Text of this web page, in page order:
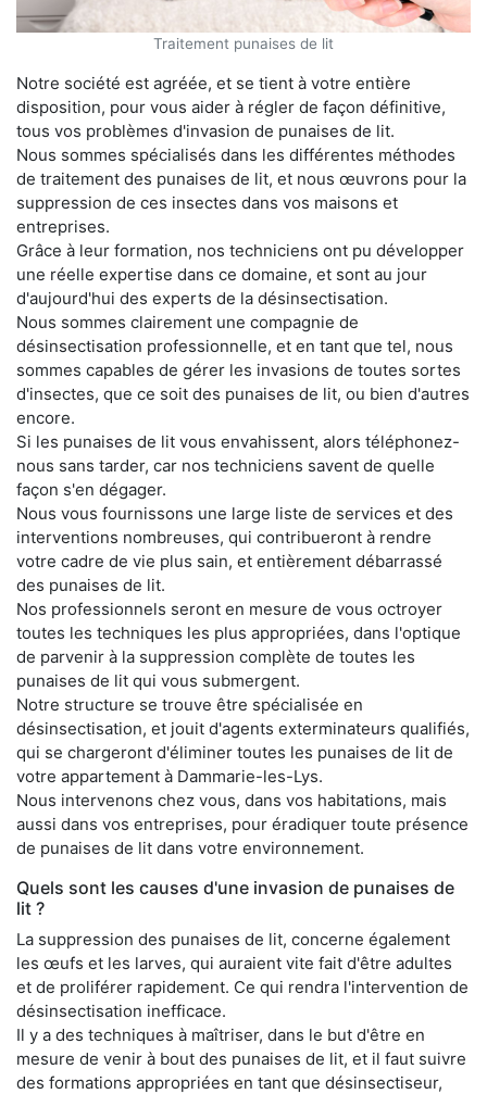
Traitement punaises de lit
Notre société est agréée, et se tient à votre entière
disposition, pour vous aider à régler de façon définitive,
tous vos problèmes d'invasion de punaises de lit.
Nous sommes spécialisés dans les différentes méthodes
de traitement des punaises de lit, et nous œuvrons pour la
suppression de ces insectes dans vos maisons et
entreprises.
Grâce à leur formation, nos techniciens ont pu développer
une réelle expertise dans ce domaine, et sont au jour
d'aujourd'hui des experts de la désinsectisation.
Nous sommes clairement une compagnie de
désinsectisation professionnelle, et en tant que tel, nous
sommes capables de gérer les invasions de toutes sortes
d'insectes, que ce soit des punaises de lit, ou bien d'autres
encore.
Si les punaises de lit vous envahissent, alors téléphonez-
nous sans tarder, car nos techniciens savent de quelle
façon s'en dégager.
Nous vous fournissons une large liste de services et des
interventions nombreuses, qui contribueront à rendre
votre cadre de vie plus sain, et entièrement débarrassé
des punaises de lit.
Nos professionnels seront en mesure de vous octroyer
toutes les techniques les plus appropriées, dans l'optique
de parvenir à la suppression complète de toutes les
punaises de lit qui vous submergent.
Notre structure se trouve être spécialisée en
désinsectisation, et jouit d'agents exterminateurs qualifiés,
qui se chargeront d'éliminer toutes les punaises de lit de
votre appartement à Dammarie-les-Lys.
Nous intervenons chez vous, dans vos habitations, mais
aussi dans vos entreprises, pour éradiquer toute présence
de punaises de lit dans votre environnement.
Quels sont les causes d'une invasion de punaises de
lit ?
La suppression des punaises de lit, concerne également
les œufs et les larves, qui auraient vite fait d'être adultes
et de proliférer rapidement. Ce qui rendra l'intervention de
désinsectisation inefficace.
Il y a des techniques à maîtriser, dans le but d'être en
mesure de venir à bout des punaises de lit, et il faut suivre
des formations appropriées en tant que désinsectiseur,